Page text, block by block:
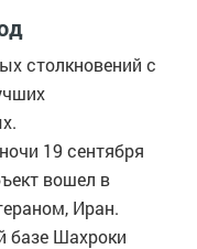
столкновений с
19 сентября
вошел в
Иран.
базе Шахроки